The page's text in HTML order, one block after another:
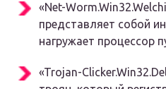
«Net-
представляет собой
нагружает процессор
«Trojan-